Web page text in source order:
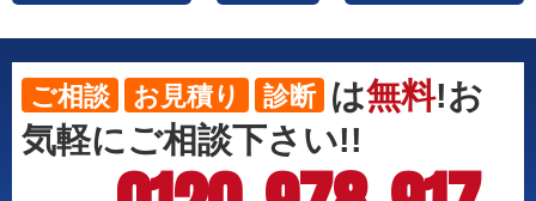
ご相談 お見積り 診断 は無料!お
気軽にご相談下さい!!